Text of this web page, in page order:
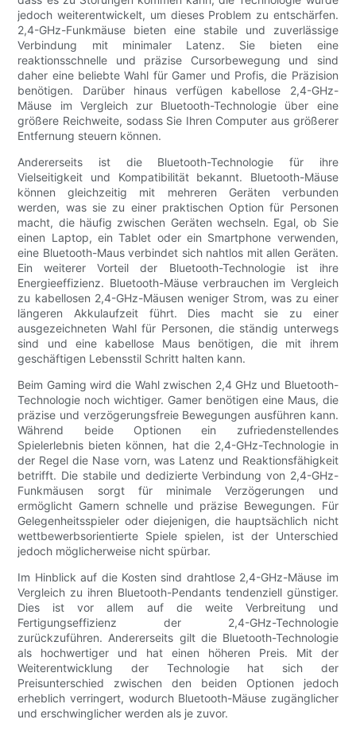
jedoch weiterentwickelt, um dieses Problem zu entschärfen.
2,4-GHz-Funkmäuse bieten eine stabile und zuverlässige
Verbindung mit minimaler Latenz. Sie bieten eine
reaktionsschnelle und präzise Cursorbewegung und sind
daher eine beliebte Wahl für Gamer und Profis, die Präzision
benötigen. Darüber hinaus verfügen kabellose 2,4-GHz-
Mäuse im Vergleich zur Bluetooth-Technologie über eine
größere Reichweite, sodass Sie Ihren Computer aus größerer
Entfernung steuern können.
Andererseits ist die Bluetooth-Technologie für ihre
Vielseitigkeit und Kompatibilität bekannt. Bluetooth-Mäuse
können gleichzeitig mit mehreren Geräten verbunden
werden, was sie zu einer praktischen Option für Personen
macht, die häufig zwischen Geräten wechseln. Egal, ob Sie
einen Laptop, ein Tablet oder ein Smartphone verwenden,
eine Bluetooth-Maus verbindet sich nahtlos mit allen Geräten.
Ein weiterer Vorteil der Bluetooth-Technologie ist ihre
Energieeffizienz. Bluetooth-Mäuse verbrauchen im Vergleich
zu kabellosen 2,4-GHz-Mäusen weniger Strom, was zu einer
längeren Akkulaufzeit führt. Dies macht sie zu einer
ausgezeichneten Wahl für Personen, die ständig unterwegs
sind und eine kabellose Maus benötigen, die mit ihrem
geschäftigen Lebensstil Schritt halten kann.
Beim Gaming wird die Wahl zwischen 2,4 GHz und Bluetooth-
Technologie noch wichtiger. Gamer benötigen eine Maus, die
präzise und verzögerungsfreie Bewegungen ausführen kann.
Während beide Optionen ein zufriedenstellendes
Spielerlebnis bieten können, hat die 2,4-GHz-Technologie in
der Regel die Nase vorn, was Latenz und Reaktionsfähigkeit
betrifft. Die stabile und dedizierte Verbindung von 2,4-GHz-
Funkmäusen sorgt für minimale Verzögerungen und
ermöglicht Gamern schnelle und präzise Bewegungen. Für
Gelegenheitsspieler oder diejenigen, die hauptsächlich nicht
wettbewerbsorientierte Spiele spielen, ist der Unterschied
jedoch möglicherweise nicht spürbar.
Im Hinblick auf die Kosten sind drahtlose 2,4-GHz-Mäuse im
Vergleich zu ihren Bluetooth-Pendants tendenziell günstiger.
Dies ist vor allem auf die weite Verbreitung und
Fertigungseffizienz der 2,4-GHz-Technologie
zurückzuführen. Andererseits gilt die Bluetooth-Technologie
als hochwertiger und hat einen höheren Preis. Mit der
Weiterentwicklung der Technologie hat sich der
Preisunterschied zwischen den beiden Optionen jedoch
erheblich verringert, wodurch Bluetooth-Mäuse zugänglicher
und erschwinglicher werden als je zuvor.